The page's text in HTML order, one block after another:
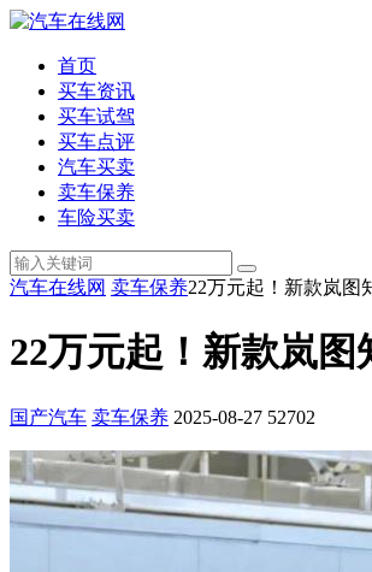
首页
买车资讯
买车试驾
买车点评
汽车买卖
卖车保养
车险买卖
汽车在线网 卖车保养22万元起！新款岚图
22万元起！新款岚
国产汽车 卖车保养 2025-08-27 52702